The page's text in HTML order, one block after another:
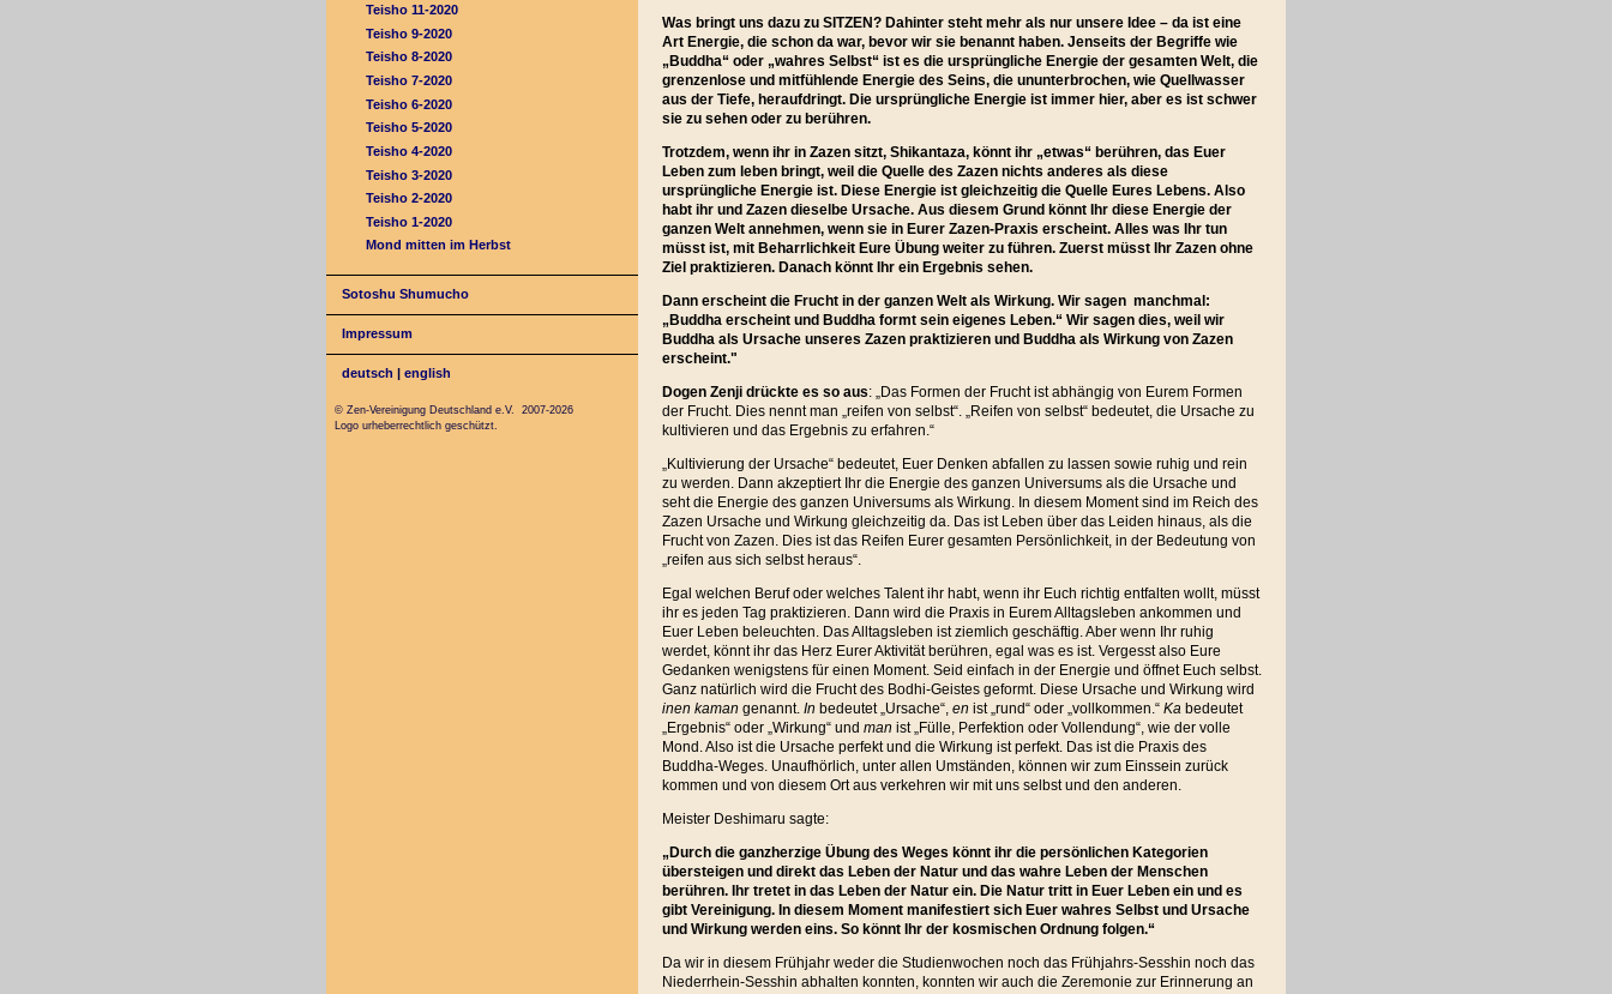
Teisho 11-2020
Teisho 9-2020
Teisho 8-2020
Teisho 7-2020
Teisho 6-2020
Teisho 5-2020
Teisho 4-2020
Teisho 3-2020
Teisho 2-2020
Teisho 1-2020
Mond mitten im Herbst
Sotoshu Shumucho
Impressum
deutsch |english
Was bringt uns dazu zu SITZEN? Dahinter steht mehr als nur unsere Idee – da ist eine
Art Energie, die schon da war, bevor wir sie benannt haben. Jenseits der Begriffe wie
„Buddha“ oder „wahres Selbst“ ist es die ursprüngliche Energie der gesamten Welt, die
grenzenlose und mitfühlende Energie des Seins, die ununterbrochen, wie Quellwasser
aus der Tiefe, heraufdringt. Die ursprüngliche Energie ist immer hier, aber es ist schwer
sie zu sehen oder zu berühren.
Trotzdem, wenn ihr in Zazen sitzt, Shikantaza, könnt ihr „etwas“ berühren, das Euer
Leben zum leben bringt, weil die Quelle des Zazen nichts anderes als diese
ursprüngliche Energie ist. Diese Energie ist gleichzeitig die Quelle Eures Lebens. Also
habt ihr und Zazen dieselbe Ursache. Aus diesem Grund könnt Ihr diese Energie der
ganzen Welt annehmen, wenn sie in Eurer Zazen-Praxis erscheint. Alles was Ihr tun
müsst ist, mit Beharrlichkeit Eure Übung weiter zu führen. Zuerst müsst Ihr Zazen ohne
Ziel praktizieren. Danach könnt Ihr ein Ergebnis sehen.
Dann erscheint die Frucht in der ganzen Welt als Wirkung. Wir sagen manchmal:
„Buddha erscheint und Buddha formt sein eigenes Leben.“ Wir sagen dies, weil wir
Buddha als Ursache unseres Zazen praktizieren und Buddha als Wirkung von Zazen
erscheint."
Dogen Zenji drückte es so aus: „Das Formen der Frucht ist abhängig von Eurem Formen
der Frucht. Dies nennt man „reifen von selbst“. „Reifen von selbst“ bedeutet, die Ursache zu
kultivieren und das Ergebnis zu erfahren.“
„Kultivierung der Ursache“ bedeutet, Euer Denken abfallen zu lassen sowie ruhig und rein
zu werden. Dann akzeptiert Ihr die Energie des ganzen Universums als die Ursache und
seht die Energie des ganzen Universums als Wirkung. In diesem Moment sind im Reich des
Zazen Ursache und Wirkung gleichzeitig da. Das ist Leben über das Leiden hinaus, als die
Frucht von Zazen. Dies ist das Reifen Eurer gesamten Persönlichkeit, in der Bedeutung von
„reifen aus sich selbst heraus“.
Egal welchen Beruf oder welches Talent ihr habt, wenn ihr Euch richtig entfalten wollt, müsst
ihr es jeden Tag praktizieren. Dann wird die Praxis in Eurem Alltagsleben ankommen und
Euer Leben beleuchten. Das Alltagsleben ist ziemlich geschäftig. Aber wenn Ihr ruhig
werdet, könnt ihr das Herz Eurer Aktivität berühren, egal was es ist. Vergesst also Eure
Gedanken wenigstens für einen Moment. Seid einfach in der Energie und öffnet Euch selbst.
Ganz natürlich wird die Frucht des Bodhi-Geistes geformt. Diese Ursache und Wirkung wird
inen kaman genannt. In bedeutet „Ursache“, en ist „rund“ oder „vollkommen.“ Ka bedeutet
„Ergebnis“ oder „Wirkung“ und man ist „Fülle, Perfektion oder Vollendung“, wie der volle
Mond. Also ist die Ursache perfekt und die Wirkung ist perfekt. Das ist die Praxis des
Buddha-Weges. Unaufhörlich, unter allen Umständen, können wir zum Einssein zurück
kommen und von diesem Ort aus verkehren wir mit uns selbst und den anderen.
Meister Deshimaru sagte:
„Durch die ganzherzige Übung des Weges könnt ihr die persönlichen Kategorien
übersteigen und direkt das Leben der Natur und das wahre Leben der Menschen
berühren. Ihr tretet in das Leben der Natur ein. Die Natur tritt in Euer Leben ein und es
gibt Vereinigung. In diesem Moment manifestiert sich Euer wahres Selbst und Ursache
und Wirkung werden eins. So könnt Ihr der kosmischen Ordnung folgen.“
Da wir in diesem Frühjahr weder die Studienwochen noch das Frühjahrs-Sesshin noch das
Niederrhein-Sesshin abhalten konnten, konnten wir auch die Zeremonie zur Erinnerung an
© Zen-Vereinigung Deutschland e.V. 2007-2026
Logo urheberrechtlich geschützt.